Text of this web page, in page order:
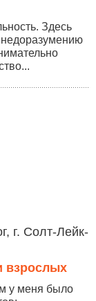
Здесь
г. Солт-Лейк-
взрослых
у меня было